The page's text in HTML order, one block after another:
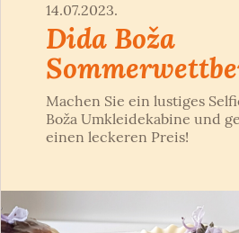
14.07.2023.
Dida Boža
Machen Sie ein lustiges
Boža Umkleidekabine und
einen leckeren Preis!